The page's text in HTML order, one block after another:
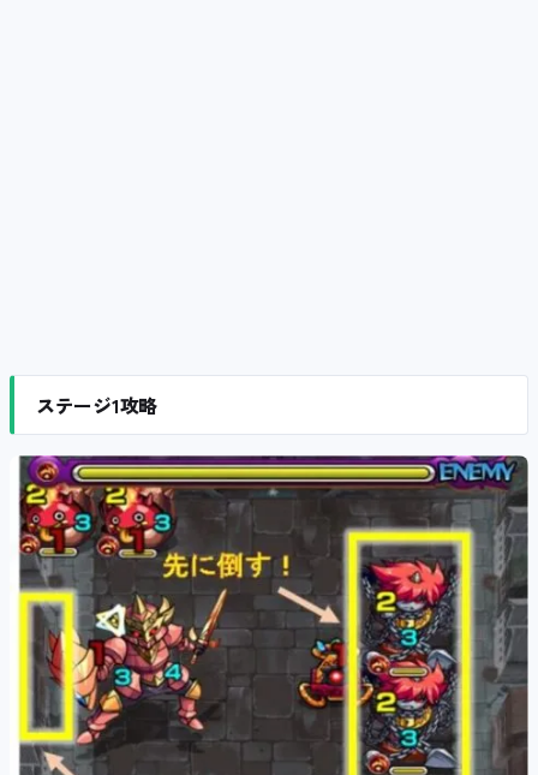
ステージ1攻略